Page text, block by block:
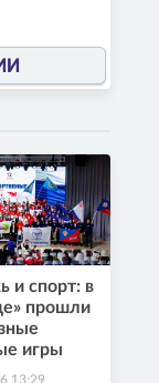
и спорт: в
прошли
игры
13:29